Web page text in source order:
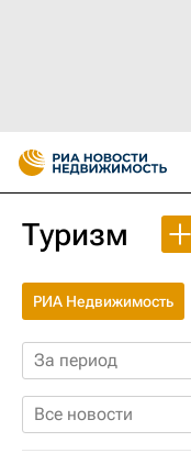
Туризм
РИА Недвижимость
За период
Все новости